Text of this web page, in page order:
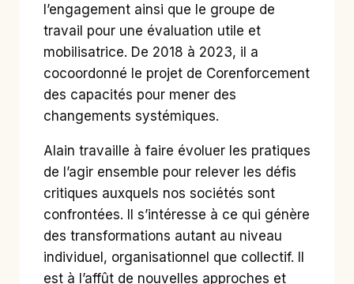
l’engagement ainsi que le groupe de
travail pour une évaluation utile et
mobilisatrice. De 2018 à 2023, il a
cocoordonné le projet de Corenforcement
des capacités pour mener des
changements systémiques.
Alain travaille à faire évoluer les pratiques
de l’agir ensemble pour relever les défis
critiques auxquels nos sociétés sont
confrontées. Il s’intéresse à ce qui génère
des transformations autant au niveau
individuel, organisationnel que collectif. Il
est à l’affût de nouvelles approches et